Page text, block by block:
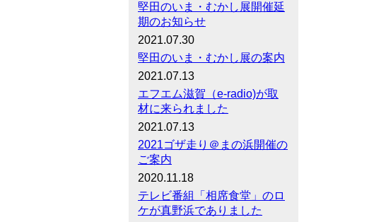
堅田のいま・むかし展開催延
期のお知らせ
2021.07.30
堅田のいま・むかし展の案内
2021.07.13
エフエム滋賀（e-radio)が取
材に来られました
2021.07.13
2021ゴザ走り＠まの浜開催の
ご案内
2020.11.18
テレビ番組「相席食堂」のロ
ケが真野浜でありました